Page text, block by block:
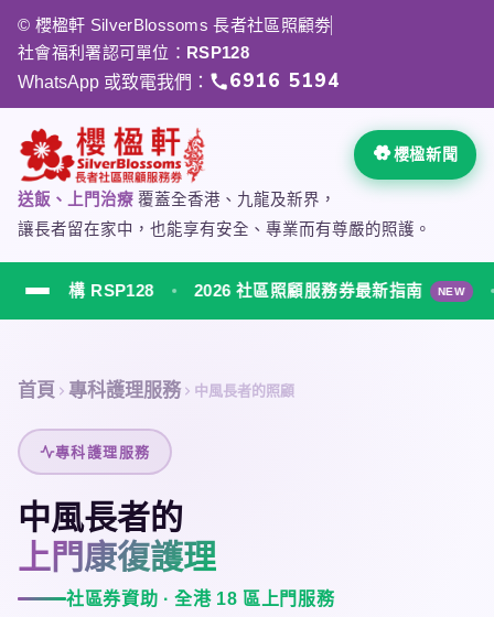
© 櫻楹軒 SilverBlossoms 長者社區照顧劵
社會福利署認可單位： RSP128
WhatsApp 或致電我們：
6916 5194
櫻楹新聞
送飯、上門治療 覆蓋全香港、九龍及新界，
讓長者留在家中，也能享有安全、專業而有尊嚴的照護。
RSP128 2026 社區照顧服務券最新指南 NEW 上門
首頁 專科護理服務 中風長者的照顧
專科護理服務
中風長者的
上門康復護理
社區券資助 · 全港 18 區上門服務